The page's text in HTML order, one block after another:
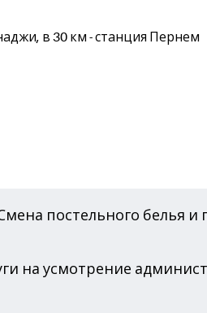
в 30 км - станция Пернем
постельного белья и
на усмотрение